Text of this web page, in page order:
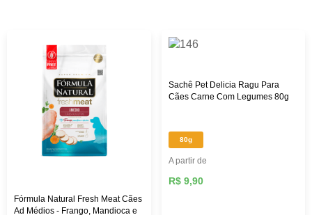
brinquedos que vão deixar seu pet mais feliz e ativo,
roupas, acessórios e muito mais!
Fórmula Natural Fresh Meat Cães
Ad Médios - Frango, Mandioca e
Sachê Pet Delicia Ragu Para
Cães Carne Com Legumes 80g
80g
A partir de
R$ 9,90